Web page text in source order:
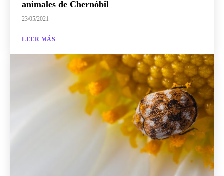
animales de Chernóbil
23/05/2021
LEER MÁS